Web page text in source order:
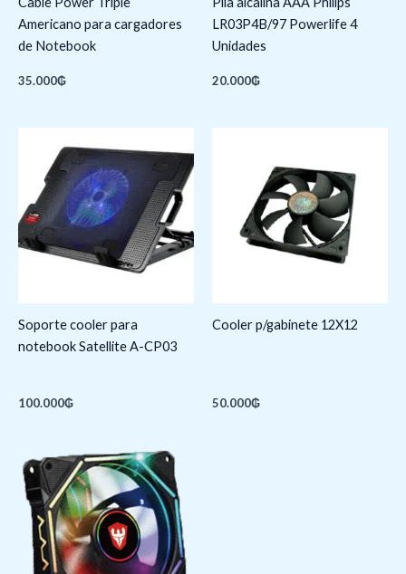
Americano para cargadores
de Notebook
35.000₲
LR03P4B/97 Powerlife 4
Unidades
20.000₲
Soporte cooler para
notebook Satellite A-CP03
100.000₲
Cooler p/gabinete 12X12
50.000₲